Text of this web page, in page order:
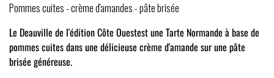
Pommes cuites - crème d'amandes - pâte brisée
Le Deauville de l'éditionCôte Ouestest une Tarte Normande à base de
pommes cuites dans une délicieuse crème d'amande sur une pâte
brisée généreuse.